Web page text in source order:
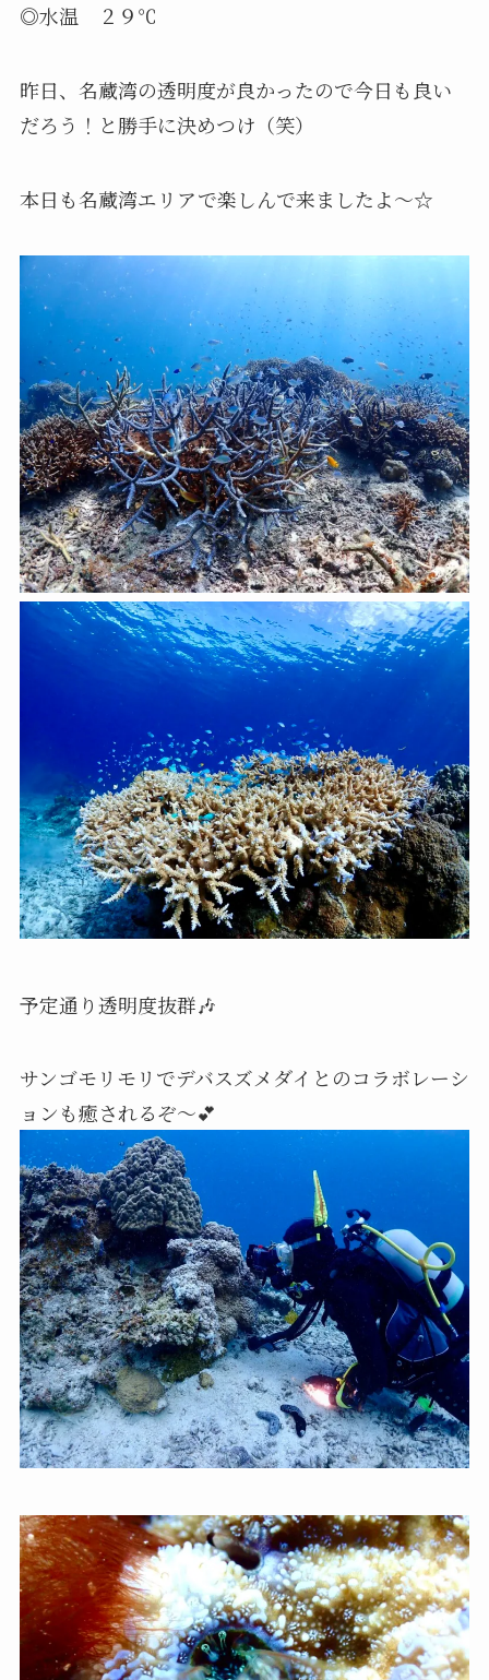
◎水温 ２９℃
昨日、名蔵湾の透明度が良かったので今日も良い
だろう！と勝手に決めつけ（笑）
本日も名蔵湾エリアで楽しんで来ましたよ〜☆
予定通り透明度抜群🎶
サンゴモリモリでデバスズメダイとのコラボレーシ
ョンも癒されるぞ〜💕